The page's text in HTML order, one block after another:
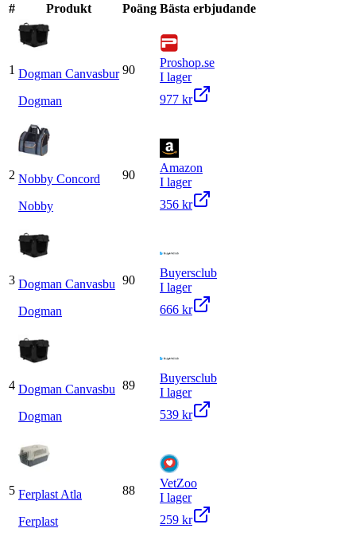
# Produkt Poäng Bästa erbjudande
1 Dogman Canvasbur
Dogman
90
Proshop.se
I lager
977 kr
2 Nobby Concord
Nobby
90
Amazon
I lager
356 kr
3 Dogman Canvasbu
Dogman
90
Buyersclub
I lager
666 kr
4 Dogman Canvasbu
Dogman
89
Buyersclub
I lager
539 kr
5 Ferplast Atla
Ferplast
88
VetZoo
I lager
259 kr